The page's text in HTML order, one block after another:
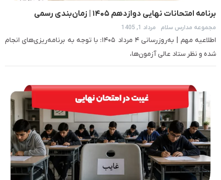
برنامه امتحانات نهایی دوازدهم ۱۴۰۵ | زمان‌بندی رسمی
آموزش‌وپرورش
مجموعه مدارس سلام مرداد 1, 1405
اطلاعیه مهم | به‌روزرسانی ۴ مرداد ۱۴۰۵: با توجه به برنامه‌ریزی‌های انجام
شده و نظر ستاد عالی آزمون‌ها،